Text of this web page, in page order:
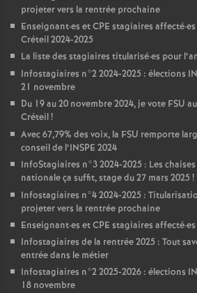
projeter vers la rentrée prochaine
Enseignant·es etCPE stagiaires affecté·
Créteil 2024-2025
La liste des stagiaires titularisé·es pour
Infostagiaires n°2 2024-2025 : élections
21 novembre
Du 19 au 20 novembre 2024, je vote FSU
Créteil!
Avec 67,79% des voix, la FSU remporte
conseil de l’INSPE 2024
InfoStagiaires n°3 2024-2025 : Les
nationale ça suffit, stage du 27 mars 2025!
Infostagiaires n°4 2024-2025 :
projeter vers la rentrée prochaine
Enseignant·es etCPE stagiaires affecté·
Infostagiaires de la rentrée 2025 : Tout
entrée dans le métier
Infostagiaires n°2 2025-2026 : élections
18 novembre